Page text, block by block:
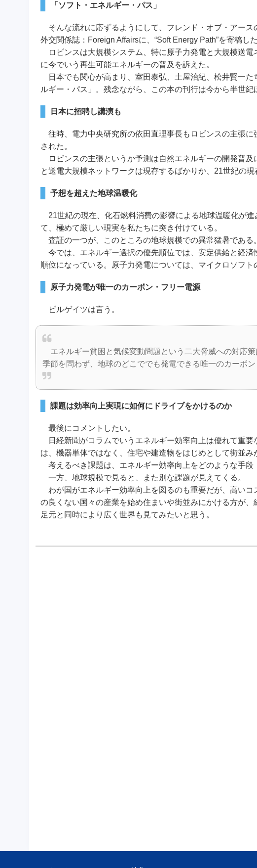
「ソフト・エネルギー・パス」
そんな流れに応ずるようにして、フレンド・オブ・アース
外交関係誌：Foreign Affairsに、“Soft Energy Path”を寄稿し
ロビンスは大規模システム、特に原子力発電と大規模送
に今でいう再生可能エネルギーの普及を訴えた。
日本でも関心が高まり、室田泰弘、土屋治紀、松井賢一
ルギー・パス」。残念ながら、この本の刊行は今から半世
日本に招聘し講演も
往時、電力中央研究所の依田直理事長もロビンスの主張
された。
ロビンスの主張というか予測は自然エネルギーの開発普
と送電大規模ネットワークは現存するばかりか、21世紀の
予想を超えた地球温暖化
21世紀の現在、化石燃料消費の影響による地球温暖化が
て、極めて厳しい現実を私たちに突き付けている。
査証の一つが、このところの地球規模での異常猛暑である。
今では、エネルギー選択の優先順位では、安定供給と経
順位になっている。原子力発電については、マイクロソフト
原子力発電が唯一のカーボン・フリー電源
ビルゲイツは言う。
エネルギー貧困と気候変動問題という二大脅威への対応
季節を問わず、地球のどこででも発電できる唯一のカーボン
課題は効率向上実現に如何にドライブをかけるのか
最後にコメントしたい。
日経新聞がコラムでいうエネルギー効率向上は優れて重
は、機器単体ではなく、住宅や建造物をはじめとして街並み
考えるべき課題は、エネルギー効率向上をどのような手段
一方、地球規模で見ると、また別な課題が見えてくる。
わが国がエネルギー効率向上を図るのも重要だが、高い
の良くない国々の産業を始め住まいや街並みにかける方が
足元と同時により広く世界も見てみたいと思う。